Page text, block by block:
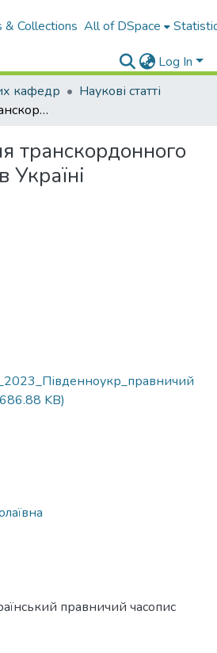
& Collections All of DSpace
Log In
кафедр
Наукові статті
Деякі питання транскордонного банкрутства в Україні
транскордонного
Україні
KB)
правничий часопис